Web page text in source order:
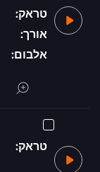
טראק:
אורך:
אלבום:
טראק: